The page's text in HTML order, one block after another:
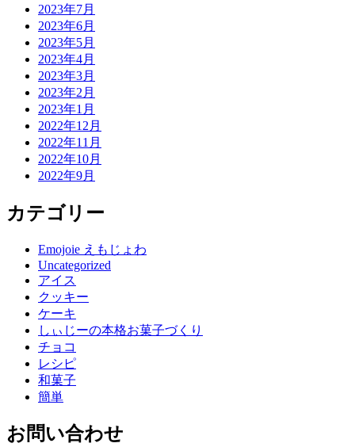
2023年7月
2023年6月
2023年5月
2023年4月
2023年3月
2023年2月
2023年1月
2022年12月
2022年11月
2022年10月
2022年9月
カテゴリー
Emojoie えもじょわ
Uncategorized
アイス
クッキー
ケーキ
しぃじーの本格お菓子づくり
チョコ
レシピ
和菓子
簡単
お問い合わせ